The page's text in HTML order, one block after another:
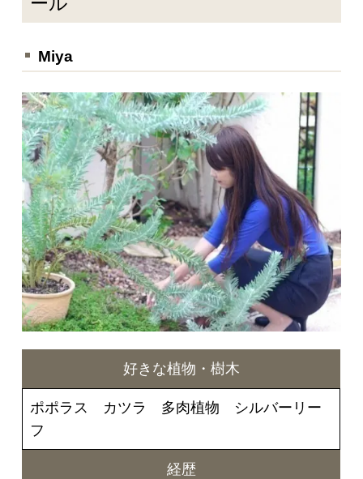
Miya
好きな植物・樹木
ポポラス カツラ 多肉植物 シルバーリー
フ
経歴